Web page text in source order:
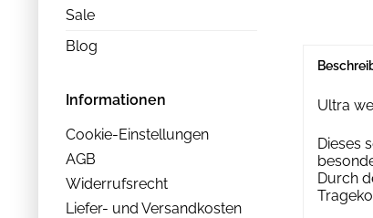
Sale
Blog
Informationen
Cookie-Einstellungen
AGB
Widerrufsrecht
Liefer- und Versandkosten
Ultra
Dieses
Durch